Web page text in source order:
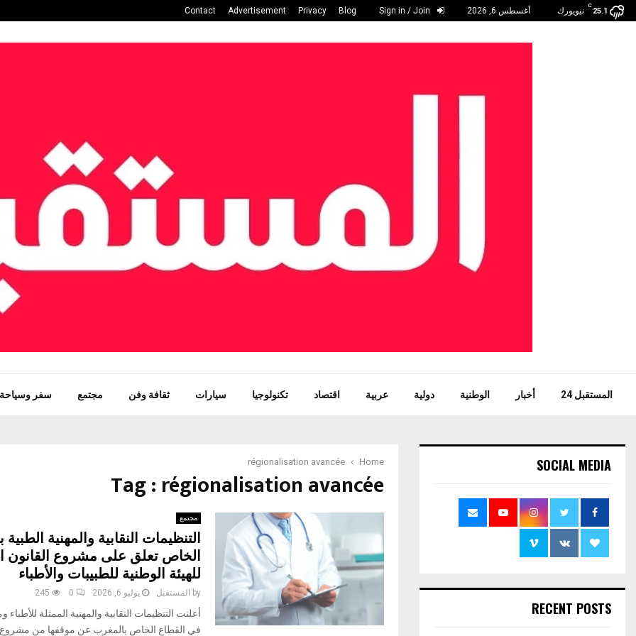
25.1
C
نيويورك أغسطس 6, 2026 Blog
Privacy
Advertisement
Contact
المستقبل 24 أخبار الوطنية دولية عربية اقتصاد تكنولوجيا سيارات ثقافة وفن مجتمع سفر وسياحة
Home
régionalisation avancée
Tag : régionalisation avancée
مجتمع
التنظيمات النقابية والمهنية الطبية
الخاص تعلق على مشروع القانون
للهيئة الوطنية للطبيبات والأطباء
by المستقبل يوليو 6, 2026 0
245
أعلنت التنظيمات النقابية والمهنية الممثلة
في القطاع الخاص بالمغرب عن موقفها من مشروع
SOCIAL MEDIA
RECENT POSTS